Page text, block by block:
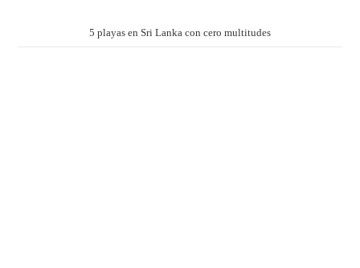
5 playas en Sri Lanka con cero multitudes